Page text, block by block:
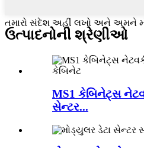
તમારો સંદેશ અહીં લખો અને અમને
ઉત્પાદનોની શ્રેણીઓ
MS1 કેબિનેટ્સ
સેન્ટર...